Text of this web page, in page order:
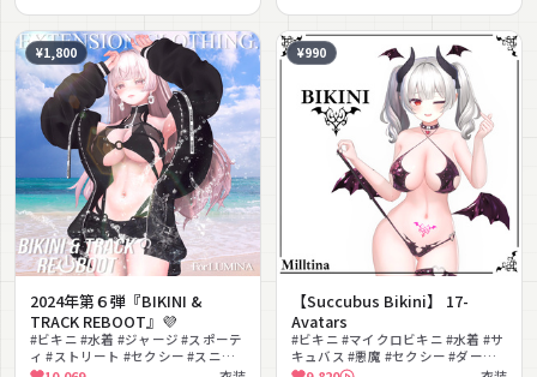
¥1,800
2024年第６弾『BIKINI &
TRACK REBOOT』💜
#ビキニ #水着 #ジャージ #スポーテ
ィ #ストリート #セクシー #スニー
カー #夏服 #MA対応 #lilToon対応
¥990
【Succubus Bikini】 17-
Avatars
#ビキニ #マイクロビキニ #水着 #サ
キュバス #悪魔 #セクシー #ダーク #
小悪魔 #PhysBone対応 #lilToon対